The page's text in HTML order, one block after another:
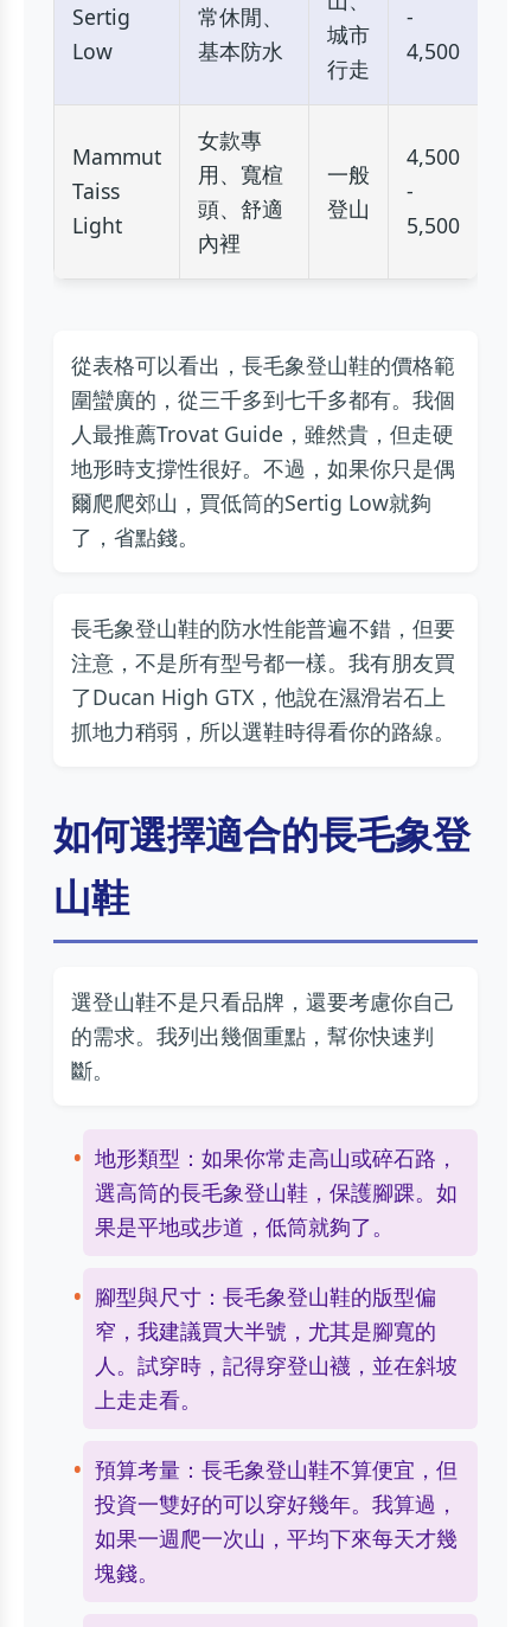
Sertig
Low
常休閒、
基本防水
城市
行走
-
4,500
Mammut
Taiss
Light
女款專
用、寬楦
頭、舒適
內裡
一般
登山
4,500
-
5,500
從表格可以看出，長毛象登山鞋的價格範
圍蠻廣的，從三千多到七千多都有。我個
人最推薦Trovat Guide，雖然貴，但走硬
地形時支撐性很好。不過，如果你只是偶
爾爬爬郊山，買低筒的Sertig Low就夠
了，省點錢。
長毛象登山鞋的防水性能普遍不錯，但要
注意，不是所有型号都一樣。我有朋友買
了Ducan High GTX，他說在濕滑岩石上
抓地力稍弱，所以選鞋時得看你的路線。
如何選擇適合的長毛象登
山鞋
選登山鞋不是只看品牌，還要考慮你自己
的需求。我列出幾個重點，幫你快速判
斷。
地形類型：如果你常走高山或碎石路，
選高筒的長毛象登山鞋，保護腳踝。如
果是平地或步道，低筒就夠了。
腳型與尺寸：長毛象登山鞋的版型偏
窄，我建議買大半號，尤其是腳寬的
人。試穿時，記得穿登山襪，並在斜坡
上走走看。
預算考量：長毛象登山鞋不算便宜，但
投資一雙好的可以穿好幾年。我算過，
如果一週爬一次山，平均下來每天才幾
塊錢。